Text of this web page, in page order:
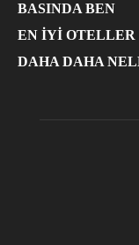
BASINDA BEN
EN İYI OTELLER
DAHA DAHA